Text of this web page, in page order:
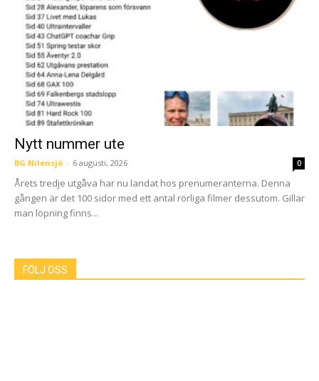
Nytt nummer ute
BG Nilensjö - 6 augusti, 2026 0
Årets tredje utgåva har nu landat hos prenumeranterna. Denna
gången är det 100 sidor med ett antal rörliga filmer dessutom. Gillar
man löpning finns...
FÖLJ OSS